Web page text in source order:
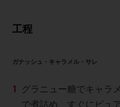
工程
ガナッシュ・キャラメル・サレ
グラニュー糖でキャラ
で煮詰め、すぐにピュ